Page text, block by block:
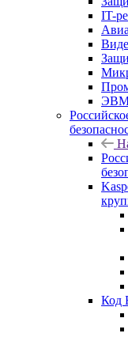
IT-
ЭВМ
Код